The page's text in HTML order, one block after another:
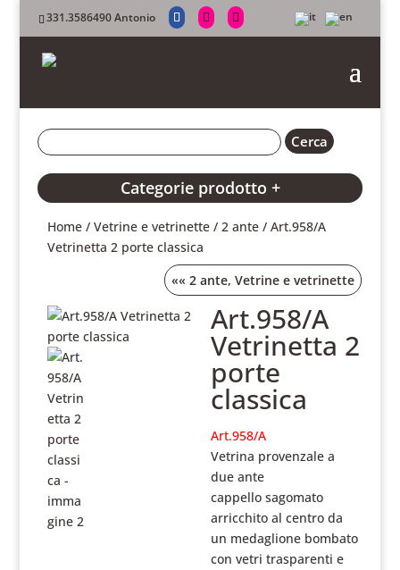
331.3586490 Antonio
Categorie prodotto +
Home /Vetrine e vetrinette /2 ante / Art.958/A
Vetrinetta 2 porte classica
««2 ante,Vetrine e vetrinette
Art.958/A
Vetrinetta 2
porte
classica
Art.958/A
Vetrina provenzale a
due ante
cappello sagomato
arricchito al centro da
un medaglione bombato
con vetri trasparenti e